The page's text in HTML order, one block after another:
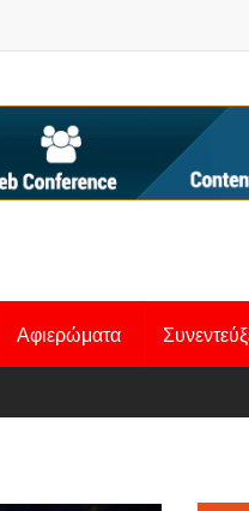
Αφιερώματα